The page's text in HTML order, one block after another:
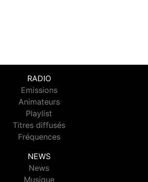
RADIO
Emissions
Animateurs
Playlist
Titres diffusés
Fréquences
NEWS
News
Musique